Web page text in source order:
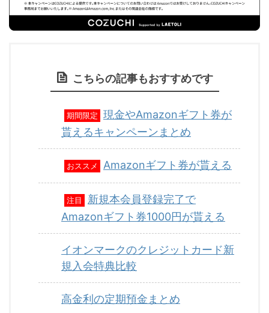
こちらの記事もおすすめです
期間限定
現金やAmazonギフト券が
貰えるキャンペーンまとめ
おススメ Amazonギフト券が貰える
注目
新規本会員登録完了で
Amazonギフト券1000円が貰える
イオンマークのクレジットカード新
規入会特典比較
高金利の定期預金まとめ